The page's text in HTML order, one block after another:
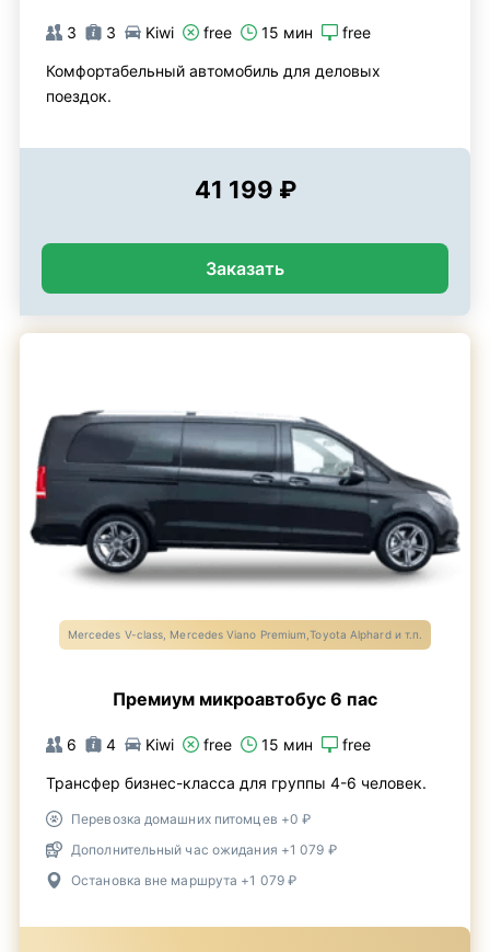
3 3 Kiwi free 15 мин free
Комфортабельный автомобиль для деловых
поездок.
41 199 ₽
Заказать
Mercedes V-class, Mercedes Viano Premium,Toyota Alphard и т.п.
Премиум микроавтобус 6 пас
6 4 Kiwi free 15 мин free
Трансфер бизнес-класса для группы 4-6 человек.
Перевозка домашних питомцев +0 ₽
Дополнительный час ожидания +1 079 ₽
Остановка вне маршрута +1 079 ₽